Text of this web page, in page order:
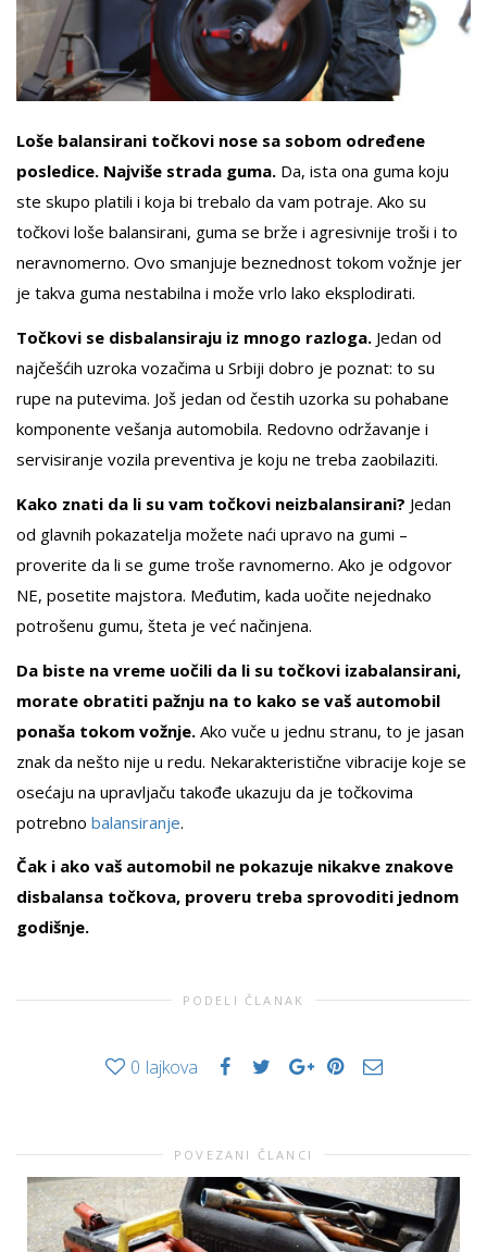
Loše balansirani točkovi nose sa sobom određene
posledice. Najviše strada guma. Da, ista ona guma koju
ste skupo platili i koja bi trebalo da vam potraje. Ako su
točkovi loše balansirani, guma se brže i agresivnije troši i to
neravnomerno. Ovo smanjuje beznednost tokom vožnje jer
je takva guma nestabilna i može vrlo lako eksplodirati.
Točkovi se disbalansiraju iz mnogo razloga. Jedan od
najčešćih uzroka vozačima u Srbiji dobro je poznat: to su
rupe na putevima. Još jedan od čestih uzorka su pohabane
komponente vešanja automobila. Redovno održavanje i
servisiranje vozila preventiva je koju ne treba zaobilaziti.
Kako znati da li su vam točkovi neizbalansirani? Jedan
od glavnih pokazatelja možete naći upravo na gumi –
proverite da li se gume troše ravnomerno. Ako je odgovor
NE, posetite majstora. Međutim, kada uočite nejednako
potrošenu gumu, šteta je već načinjena.
Da biste na vreme uočili da li su točkovi izabalansirani,
morate obratiti pažnju na to kako se vaš automobil
ponaša tokom vožnje. Ako vuče u jednu stranu, to je jasan
znak da nešto nije u redu. Nekarakteristične vibracije koje se
osećaju na upravljaču takođe ukazuju da je točkovima
potrebno balansiranje.
Čak i ako vaš automobil ne pokazuje nikakve znakove
disbalansa točkova, proveru treba sprovoditi jednom
godišnje.
PODELI ČLANAK
0 lajkova
POVEZANI ČLANCI